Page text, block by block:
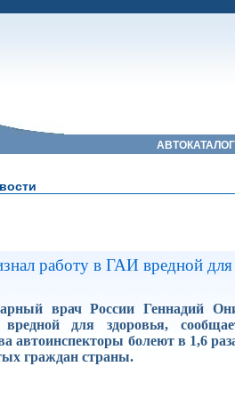
АВТОКАТАЛОГ
работу в ГАИ вредной для
врач России Геннадий
вредной для здоровья,
автоинспекторы болеют в 1,6
граждан страны.